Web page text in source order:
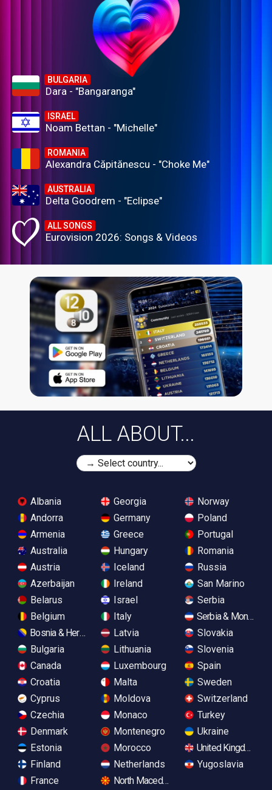
BULGARIA
Dara - "Bangaranga"
ISRAEL
Noam Bettan - "Michelle"
ROMANIA
Alexandra Căpitănescu - "Choke Me"
AUSTRALIA
Delta Goodrem - "Eclipse"
ALL SONGS
Eurovision 2026: Songs & Videos
ALL ABOUT...
Albania
Andorra
Armenia
Australia
Austria
Azerbaijan
Belarus
Belgium
Bosnia & Herzegovina
Bulgaria
Canada
Croatia
Cyprus
Czechia
Denmark
Estonia
Finland
France
Georgia
Germany
Greece
Hungary
Iceland
Ireland
Israel
Italy
Latvia
Lithuania
Luxembourg
Malta
Moldova
Monaco
Montenegro
Morocco
Netherlands
North Macedonia
Norway
Poland
Portugal
Romania
Russia
San Marino
Serbia
Serbia &
Slovakia
Slovenia
Spain
Sweden
Switzerland
Turkey
Ukraine
United Kingdom
Yugoslavia